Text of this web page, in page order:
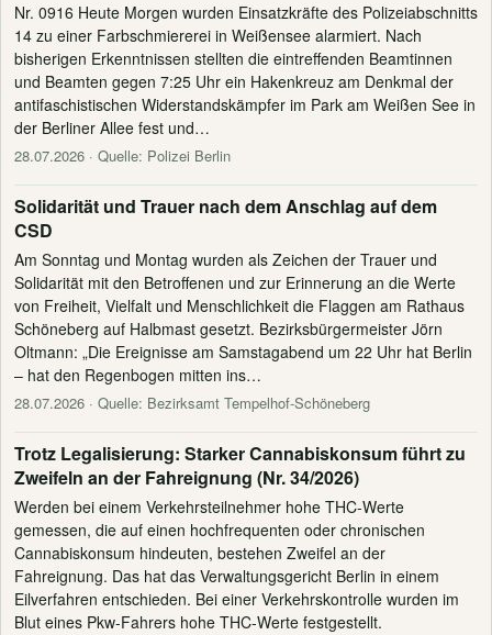
Nr. 0916 Heute Morgen wurden Einsatzkräfte des Polizeiabschnitts
14 zu einer Farbschmiererei in Weißensee alarmiert. Nach
bisherigen Erkenntnissen stellten die eintreffenden Beamtinnen
und Beamten gegen 7:25 Uhr ein Hakenkreuz am Denkmal der
antifaschistischen Widerstandskämpfer im Park am Weißen See in
der Berliner Allee fest und…
28.07.2026 · Quelle: Polizei Berlin
Solidarität und Trauer nach dem Anschlag auf dem
CSD
Am Sonntag und Montag wurden als Zeichen der Trauer und
Solidarität mit den Betroffenen und zur Erinnerung an die Werte
von Freiheit, Vielfalt und Menschlichkeit die Flaggen am Rathaus
Schöneberg auf Halbmast gesetzt. Bezirksbürgermeister Jörn
Oltmann: „Die Ereignisse am Samstagabend um 22 Uhr hat Berlin
– hat den Regenbogen mitten ins…
28.07.2026 · Quelle: Bezirksamt Tempelhof-Schöneberg
Trotz Legalisierung: Starker Cannabiskonsum führt zu
Zweifeln an der Fahreignung (Nr. 34/2026)
Werden bei einem Verkehrsteilnehmer hohe THC-Werte
gemessen, die auf einen hochfrequenten oder chronischen
Cannabiskonsum hindeuten, bestehen Zweifel an der
Fahreignung. Das hat das Verwaltungsgericht Berlin in einem
Eilverfahren entschieden. Bei einer Verkehrskontrolle wurden im
Blut eines Pkw-Fahrers hohe THC-Werte festgestellt.